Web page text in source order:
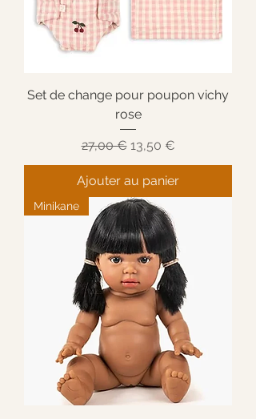
Set de change pour poupon vichy
rose
Prix original
27,00 € Prix promotionnel
13,50 €
Ajouter au panier
Minikane